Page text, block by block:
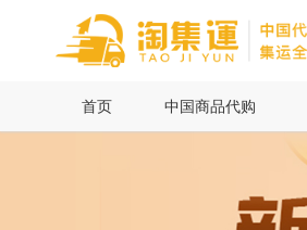
首页 中国商品代购